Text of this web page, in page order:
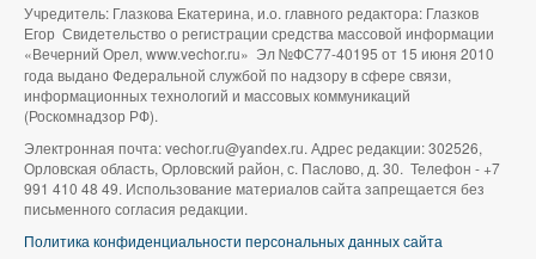
Учредитель: Глазкова Екатерина, и.о. главного редактора: Глазков
Егор Свидетельство о регистрации средства массовой информации
«Вечерний Орел, www.vechor.ru» Эл №ФС77-40195 от 15 июня 2010
года выдано Федеральной службой по надзору в сфере связи,
информационных технологий и массовых коммуникаций
(Роскомнадзор РФ).
Электронная почта: vechor.ru@yandex.ru. Адрес редакции: 302526,
Орловская область, Орловский район, с. Паслово, д. 30. Телефон - +7
991 410 48 49. Использование материалов сайта запрещается без
письменного согласия редакции.
Политика конфиденциальности персональных данных сайта